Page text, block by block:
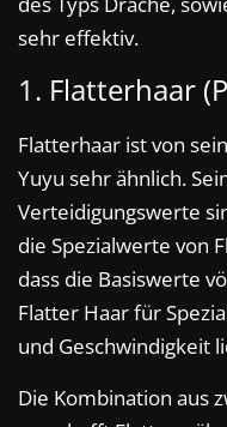
sehr effektiv.
1. Flatterhaar
Flatterhaar ist von
Yuyu sehr ähnlich.
Verteidigungswerte
die Spezialwerte von
dass die Basiswerte
Flatter Haar für
und Geschwindigkeit
Die Kombination aus